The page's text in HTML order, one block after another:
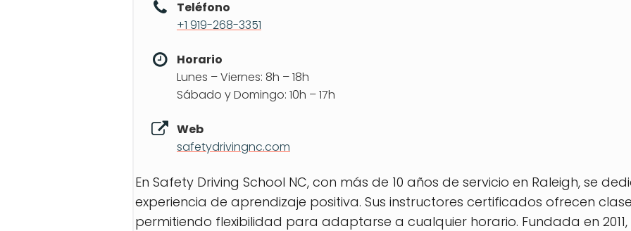
Teléfono
+1 919-268-3351
Horario
Lunes – Viernes: 8h – 18h
Sábado y Domingo: 10h – 17h
Web
safetydrivingnc.com
En Safety Driving School NC, con más de 10 años de servicio en Raleigh, se
experiencia de aprendizaje positiva. Sus instructores certificados ofrecen
permitiendo flexibilidad para adaptarse a cualquier horario. Fundada en